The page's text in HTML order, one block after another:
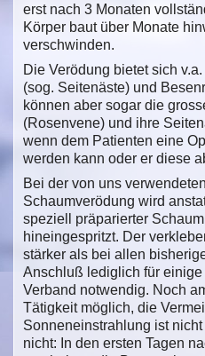
erst nach 3 Monaten
Körper baut über Monate
verschwinden.
Die Verödung bietet sich
(sog. Seitenäste) und
können aber sogar die
(Rosenvene) und ihre
wenn dem Patienten eine
werden kann oder er diese
Bei der von uns
Schaumverödung wird
speziell präparierter
hineingespritzt. Der
stärker als bei allen
Anschluß lediglich für
Verband notwendig. Noch
Tätigkeit möglich, die
Sonneneinstrahlung ist
nicht: In den ersten Tagen